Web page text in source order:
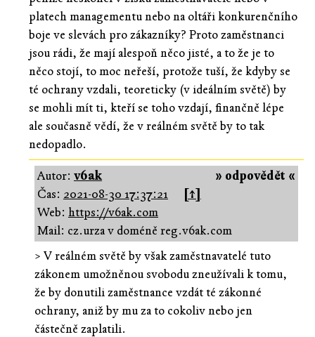
platech managementu nebo na oltáři konkurenčního
boje ve slevách pro zákazníky? Proto zaměstnanci
jsou rádi, že mají alespoň něco jisté, a to že je to
něco stojí, to moc neřeší, protože tuší, že kdyby se
té ochrany vzdali, teoreticky (v ideálním světě) by
se mohli mít ti, kteří se toho vzdají, finančně lépe
ale současně vědí, že v reálném světě by to tak
nedopadlo.
» odpovědět «
Autor: v6ak
Čas: 2021-08-30 17:37:21
[↑]
Web: https://v6ak.com
Mail: cz.urza v doméně reg.v6ak.com
> V reálném světě by však zaměstnavatelé tuto
zákonem umožněnou svobodu zneužívali k tomu,
že by donutili zaměstnance vzdát té zákonné
ochrany, aniž by mu za to cokoliv nebo jen
částečně zaplatili.